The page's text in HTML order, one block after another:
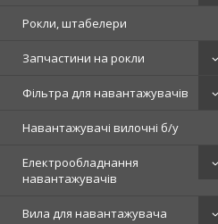
Рокли, штабелери
Запчастини на рокли
Фільтра для навантажувачів
Навантажувачі вилочні б/у
Електрообладнання
навантажувачів
Вила для навантажувача